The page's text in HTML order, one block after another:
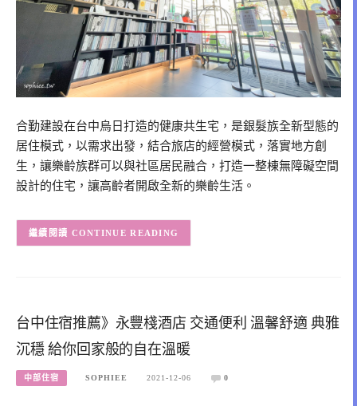
合勤建設在台中烏日打造的健康共生宅，是銀髮族全新型態的
居住模式，以需求出發，結合旅店的經營模式，落實地方創
生，讓樂齡族群可以與社區居民融合，打造一整棟無障礙空間
設計的住宅，讓高齡者開啟全新的樂齡生活。
CONTINUE READING
台中住宿推薦》永豐棧酒店 交通便利 溫馨舒適 典雅
沉穩 給你回家般的自在溫暖
中部住宿 SOPHIEE 2021-12-06 0